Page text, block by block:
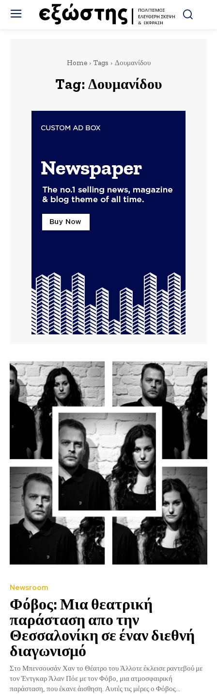
Home Tags Δουμανίδου
Tag: Δουμανίδου
Newsroom
Φόβος: Μια θεατρική
παράσταση απο την
Θεσσαλονίκη σε έναν διεθνή
διαγωνισμό
Στο Μπενσουσάν Χαν το Θέατρο του Άλλοτε έκλεισε ραντεβού με
τον Έντγκαρ Άλαν Πόε με τον Φόβο, μια ατμοσφαιρική
παράσταση, που έκανε άισθηση. Αυτές τις μέρες ο Φόβος...